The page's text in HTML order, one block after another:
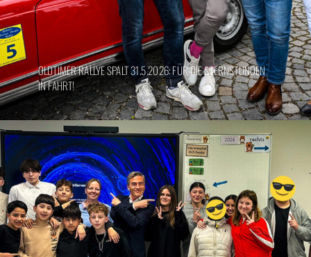
OLDTIMER RALLYE SPALT 31.5.2026: FÜR DIE STERNSTUNDEN
IN FAHRT!